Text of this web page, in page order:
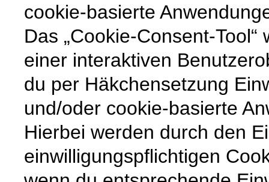
cookie-basierte
Das „Cookie-Consent-
einer interaktiven
du per Häkchensetzung
und/oder cookie-basierte
Hierbei werden durch den
einwilligungspflichtigen